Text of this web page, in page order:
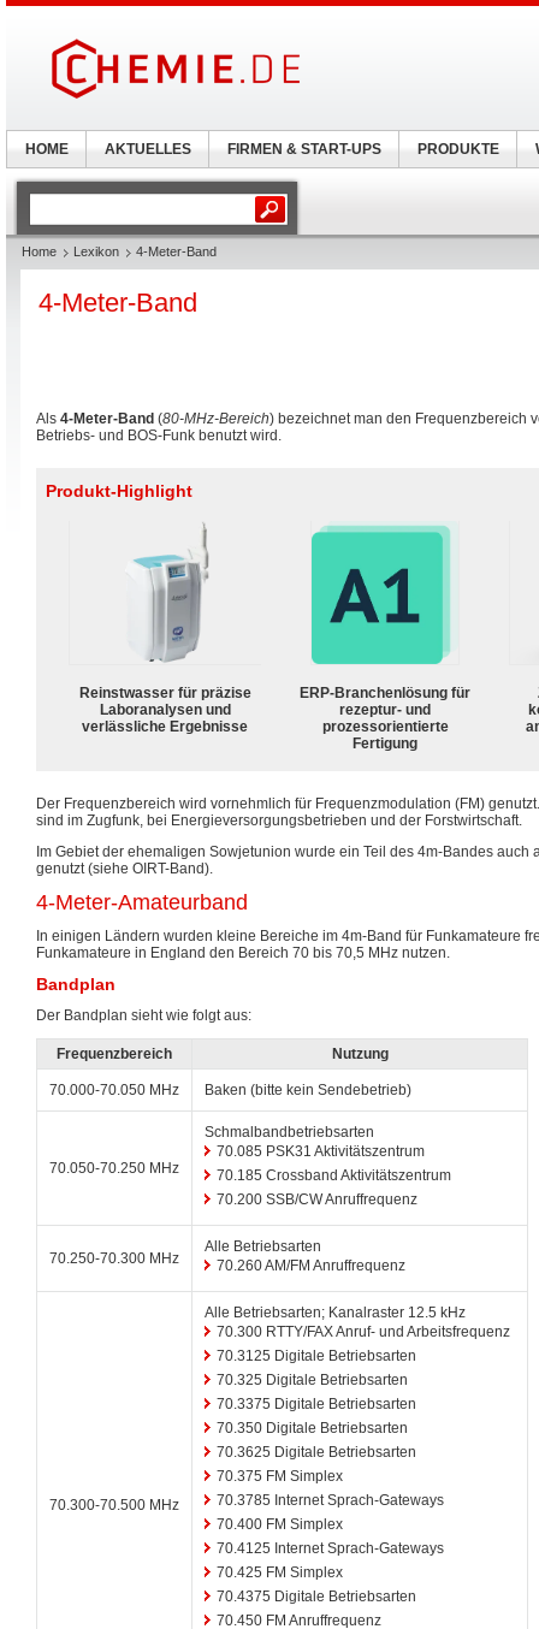
Home Lexikon 4-Meter-Band
4-Meter-Band
Als 4-Meter-Band (80-MHz-Bereich) bezeichnet man den Frequenzbereich
Betriebs- und BOS-Funk benutzt wird.
Produkt-Highlight
Reinstwasser für präzise
Laboranalysen und
verlässliche Ergebnisse
ERP-Branchenlösung für
rezeptur- und
prozessorientierte
Fertigung
Der Frequenzbereich wird vornehmlich für Frequenzmodulation (FM)
sind im Zugfunk, bei Energieversorgungsbetrieben und der Forstwirtschaft.
Im Gebiet der ehemaligen Sowjetunion wurde ein Teil des 4m-Bandes auch
genutzt (siehe OIRT-Band).
4-Meter-Amateurband
In einigen Ländern wurden kleine Bereiche im 4m-Band für Funkamateure
Funkamateure in England den Bereich 70 bis 70,5 MHz nutzen.
Bandplan
Der Bandplan sieht wie folgt aus:
Frequenzbereich Nutzung
70.000-70.050 MHz Baken (bitte kein Sendebetrieb)
70.050-70.250 MHz
Schmalbandbetriebsarten
70.085 PSK31 Aktivitätszentrum
70.185 Crossband Aktivitätszentrum
70.200 SSB/CW Anruffrequenz
70.250-70.300 MHz
Alle Betriebsarten
70.260 AM/FM Anruffrequenz
70.300-70.500 MHz
Alle Betriebsarten; Kanalraster 12.5 kHz
70.300 RTTY/FAX Anruf- und Arbeitsfrequenz
70.3125 Digitale Betriebsarten
70.325 Digitale Betriebsarten
70.3375 Digitale Betriebsarten
70.350 Digitale Betriebsarten
70.3625 Digitale Betriebsarten
70.375 FM Simplex
70.3785 Internet Sprach-Gateways
70.400 FM Simplex
70.4125 Internet Sprach-Gateways
70.425 FM Simplex
70.4375 Digitale Betriebsarten
70.450 FM Anruffrequenz
HOME AKTUELLES FIRMEN & START-UPS PRODUKTE